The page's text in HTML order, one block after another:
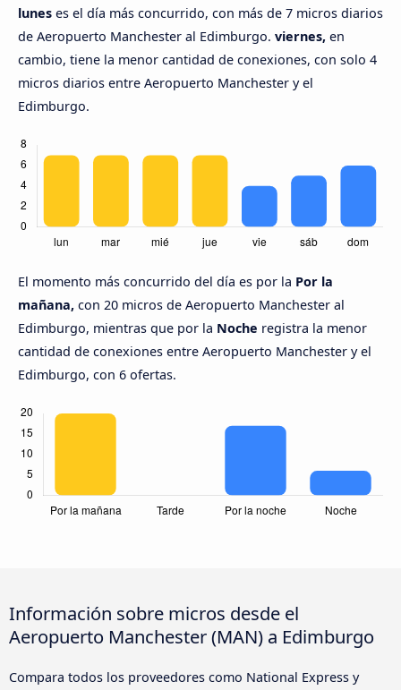
lunes es el día más concurrido, con más de 7 micros diarios
de Aeropuerto Manchester al Edimburgo. viernes, en
cambio, tiene la menor cantidad de conexiones, con solo 4
micros diarios entre Aeropuerto Manchester y el
Edimburgo.
El momento más concurrido del día es por la Por la
mañana, con 20 micros de Aeropuerto Manchester al
Edimburgo, mientras que por la Noche registra la menor
cantidad de conexiones entre Aeropuerto Manchester y el
Edimburgo, con 6 ofertas.
Información sobre micros desde el
Aeropuerto Manchester (MAN) a Edimburgo
Compara todos los proveedores como National Express y